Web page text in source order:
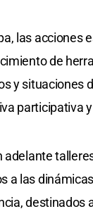
las acciones
de
y situaciones
participativa
adelante
a las
destinados